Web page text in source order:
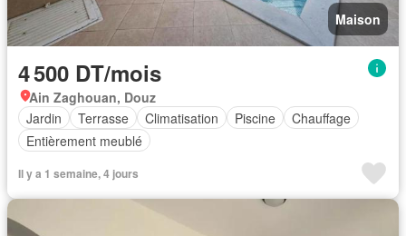
Maison
4 500 DT/mois
Ain Zaghouan, Douz
Jardin
Terrasse Climatisation Piscine
Chauffage
Entièrement meublé
Il y a 1 semaine, 4 jours